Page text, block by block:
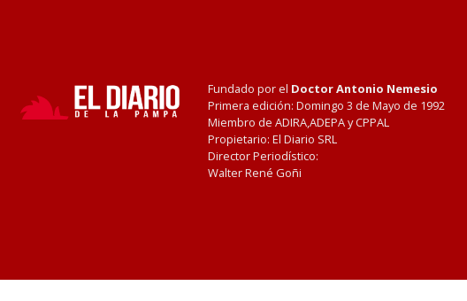
Fundado por el Doctor Antonio Nemesio
Primera edición: Domingo 3 de Mayo de 1992
Miembro de ADIRA,ADEPA y CPPAL
Propietario: El Diario SRL
Director Periodístico:
Walter René Goñi